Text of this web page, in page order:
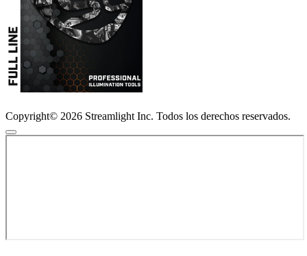
Copyright© 2026 Streamlight Inc. Todos los derechos reservados.